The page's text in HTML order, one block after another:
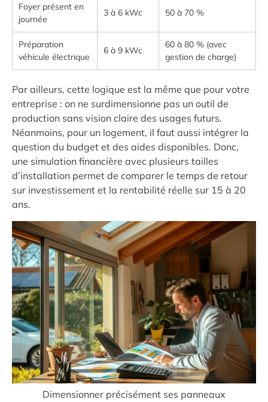
Foyer présent en
journée
3 à 6 kWc 50 à 70 %
Préparation
véhicule électrique
6 à 9 kWc
60 à 80 % (avec
gestion de charge)
Par ailleurs, cette logique est la même que pour votre
entreprise : on ne surdimensionne pas un outil de
production sans vision claire des usages futurs.
Néanmoins, pour un logement, il faut aussi intégrer la
question du budget et des aides disponibles. Donc,
une simulation financière avec plusieurs tailles
d’installation permet de comparer le temps de retour
sur investissement et la rentabilité réelle sur 15 à 20
ans.
Dimensionner précisément ses panneaux